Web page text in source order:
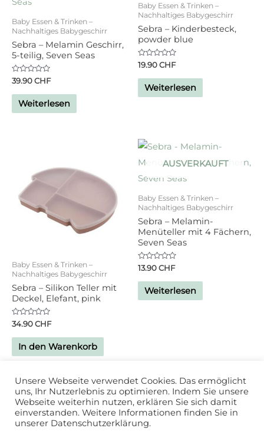
Baby Essen & Trinken –
Nachhaltiges Babygeschirr
Sebra – Melamin Geschirr,
5-teilig, Seven Seas
Bewertet
mit
0
von
39.90CHF
Weiterlesen
Baby Essen & Trinken –
Nachhaltiges Babygeschirr
Sebra – Kinderbesteck,
powder blue
Bewertet
mit
0
von
19.90CHF
Weiterlesen
Baby Essen & Trinken –
Nachhaltiges Babygeschirr
Sebra – Silikon Teller mit
Deckel, Elefant, pink
Bewertet
mit
0
von
34.90CHF
In den Warenkorb
AUSVERKAUFT
Baby Essen & Trinken –
Nachhaltiges Babygeschirr
Sebra – Melamin-
Menüteller mit 4 Fächern,
Seven Seas
Bewertet
mit
0
von
13.90CHF
Weiterlesen
Unsere Webseite verwendet Cookies. Das ermöglicht
uns, Ihr Nutzerlebnis zu optimieren. Indem Sie unsere
Webseite weiterhin nutzen, erklären Sie sich damit
einverstanden. Weitere Informationen finden Sie in
unserer Datenschutzerklärung.